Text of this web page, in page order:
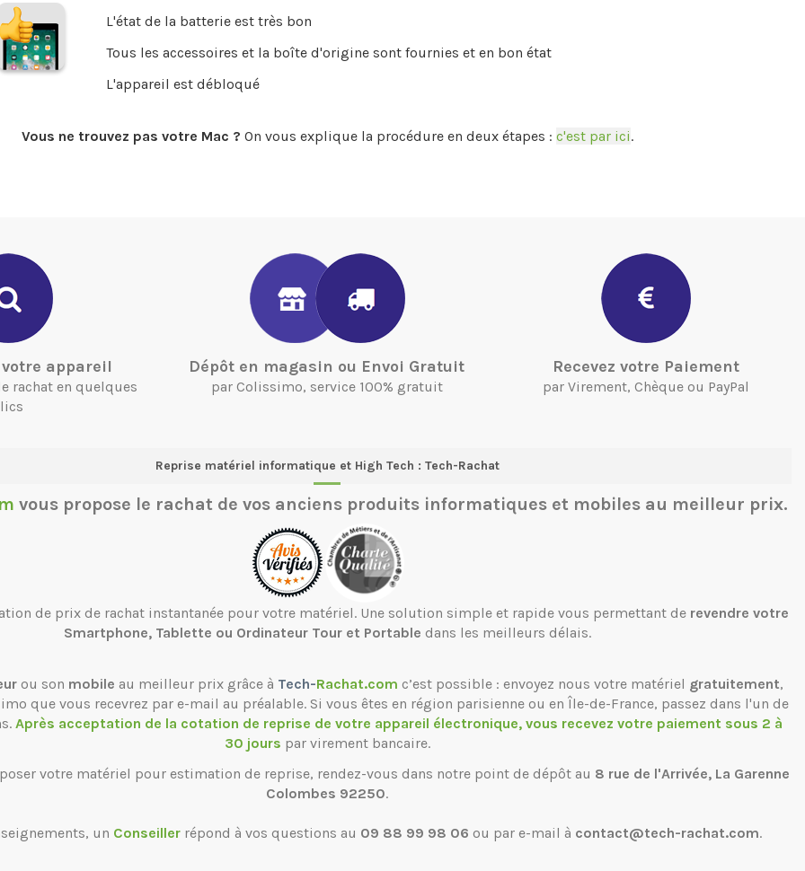
L'état de la batterie est très bon
Tous les accessoires et la boîte d'origine sont fournies et en bon état
L'appareil est débloqué
Vous ne trouvez pas votre Mac ? On vous explique la procédure en deux étapes : c'est par ici.
appareil
rachat en quelques
Dépôt en magasin ou Envoi Gratuit
par Colissimo, service 100% gratuit
Recevez votre Paiement
par Virement, Chèque ou PayPal
Reprise matériel informatique et High Tech : Tech-Rachat
vous propose le rachat de vos anciens produits informatiques et mobiles au meilleur prix.
de prix de rachat instantanée pour votre matériel. Une solution simple et rapide vous permettant de revendre votre
Smartphone, Tablette ou Ordinateur Tour et Portable dans les meilleurs délais.
ou son mobile au meilleur prix grâce à Tech-Rachat.com c’est possible : envoyez nous votre matériel gratuitement,
que vous recevrez par e-mail au préalable. Si vous êtes en région parisienne ou en Île-de-France, passez dans l'un de
Après acceptation de la cotation de reprise de votre appareil électronique, vous recevez votre paiement sous 2 à
30 jours par virement bancaire.
votre matériel pour estimation de reprise, rendez-vous dans notre point de dépôt au 8 rue de l'Arrivée, La Garenne
Colombes 92250.
un Conseiller répond à vos questions au 09 88 99 98 06 ou par e-mail à contact@tech-rachat.com.